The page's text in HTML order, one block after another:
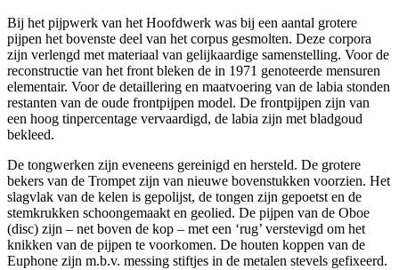
Bij het pijpwerk van het Hoofdwerk was bij een aantal grotere
pijpen het bovenste deel van het corpus gesmolten. Deze corpora
zijn verlengd met materiaal van gelijkaardige samenstelling. Voor de
reconstructie van het front bleken de in 1971 genoteerde mensuren
elementair. Voor de detaillering en maatvoering van de labia stonden
restanten van de oude frontpijpen model. De frontpijpen zijn van
een hoog tinpercentage vervaardigd, de labia zijn met bladgoud
bekleed.
De tongwerken zijn eveneens gereinigd en hersteld. De grotere
bekers van de Trompet zijn van nieuwe bovenstukken voorzien. Het
slagvlak van de kelen is gepolijst, de tongen zijn gepoetst en de
stemkrukken schoongemaakt en geolied. De pijpen van de Oboe
(disc) zijn – net boven de kop – met een ‘rug’ verstevigd om het
knikken van de pijpen te voorkomen. De houten koppen van de
Euphone zijn m.b.v. messing stiftjes in de metalen stevels gefixeerd.